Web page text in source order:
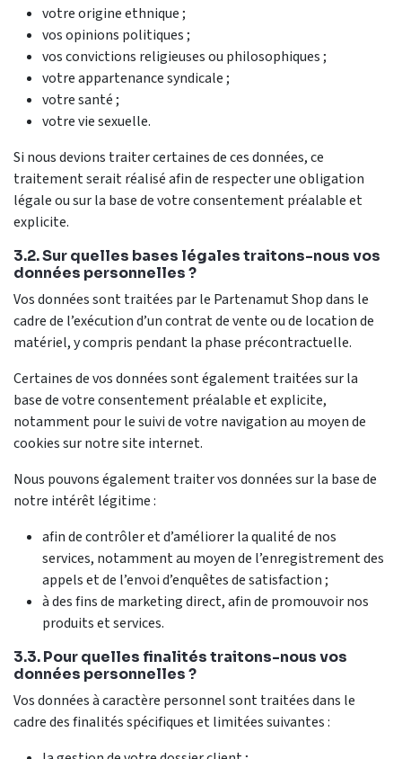
votre origine ethnique ;
vos opinions politiques ;
vos convictions religieuses ou philosophiques ;
votre appartenance syndicale ;
votre santé ;
votre vie sexuelle.
Si nous devions traiter certaines de ces données, ce
traitement serait réalisé afin de respecter une obligation
légale ou sur la base de votre consentement préalable et
explicite.
3.2. Sur quelles bases légales traitons-nous vos
données personnelles ?
Vos données sont traitées par le Partenamut Shop dans le
cadre de l’exécution d’un contrat de vente ou de location de
matériel, y compris pendant la phase précontractuelle.
Certaines de vos données sont également traitées sur la
base de votre consentement préalable et explicite,
notamment pour le suivi de votre navigation au moyen de
cookies sur notre site internet.
Nous pouvons également traiter vos données sur la base de
notre intérêt légitime :
afin de contrôler et d’améliorer la qualité de nos
services, notamment au moyen de l’enregistrement des
appels et de l’envoi d’enquêtes de satisfaction ;
à des fins de marketing direct, afin de promouvoir nos
produits et services.
3.3. Pour quelles finalités traitons-nous vos
données personnelles ?
Vos données à caractère personnel sont traitées dans le
cadre des finalités spécifiques et limitées suivantes :